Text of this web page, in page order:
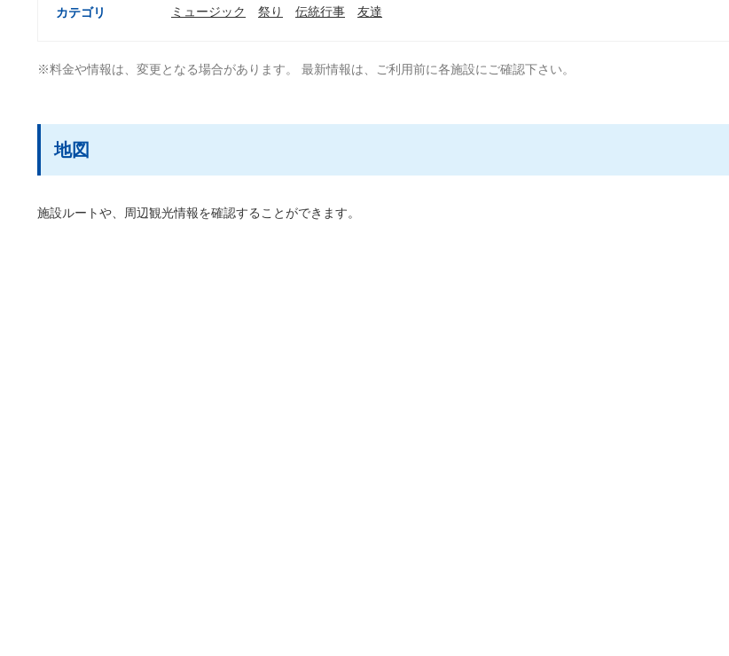
カテゴリ ミュージック 祭り 伝統行事 友達
※料金や情報は、変更となる場合があります。 最新情報は、ご利用前に各施設にご確認下さい。
地図
施設ルートや、周辺観光情報を確認することができます。